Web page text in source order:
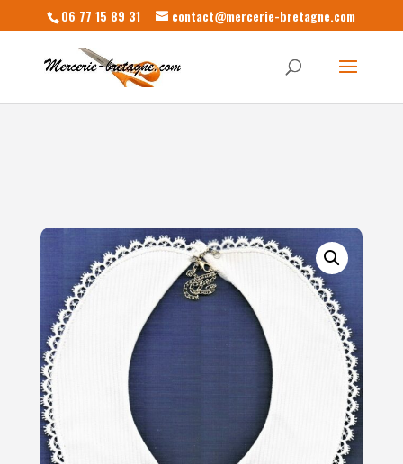
06 77 15 89 31 contact@mercerie-bretagne.com